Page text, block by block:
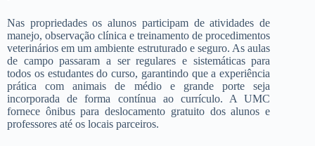
Nas propriedades os alunos participam de atividades de
manejo, observação clínica e treinamento de procedimentos
veterinários em um ambiente estruturado e seguro. As aulas
de campo passaram a ser regulares e sistemáticas para
todos os estudantes do curso, garantindo que a experiência
prática com animais de médio e grande porte seja
incorporada de forma contínua ao currículo. A UMC
fornece ônibus para deslocamento gratuito dos alunos e
professores até os locais parceiros.